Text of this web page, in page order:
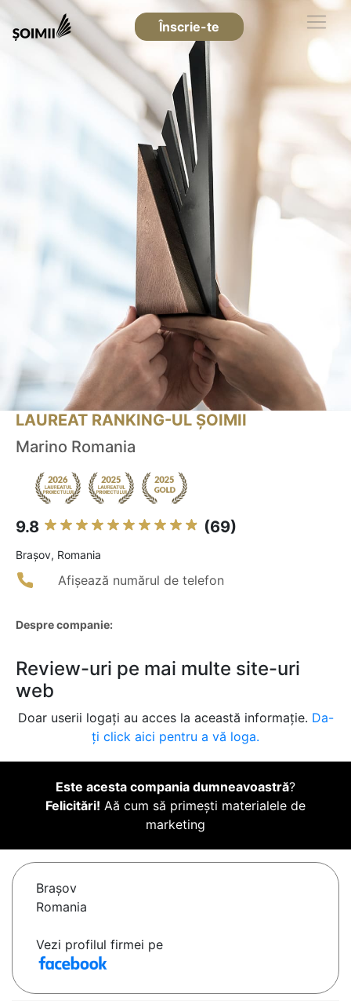
Înscrie-te
LAUREAT RANKING-UL ȘOIMII
Marino Romania
9.8 (69)
Braşov, Romania
Afișează numărul de telefon
Despre companie:
Review-uri pe mai multe site-uri
web
Doar userii logați au acces la această informație. Da-
ți click aici pentru a vă loga.
Este acesta compania dumneavoastră?
Felicitări! Aă cum să primești materialele de
marketing
Braşov
Romania
Vezi profilul firmei pe